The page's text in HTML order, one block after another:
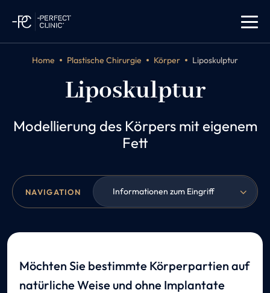
Home Plastische Chirurgie Körper Liposkulptur
Liposkulptur
Modellierung des Körpers mit eigenem
Fett
NAVIGATION Informationen zum Eingriff
Möchten Sie bestimmte Körperpartien auf
natürliche Weise und ohne Implantate